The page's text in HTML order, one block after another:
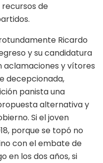
de
Ricardo
y su candidatura
aclamaciones y vítores
decepcionada,
panista una
alternativa y
Si el joven
porque se topó no
con el embate de
en los dos años, si